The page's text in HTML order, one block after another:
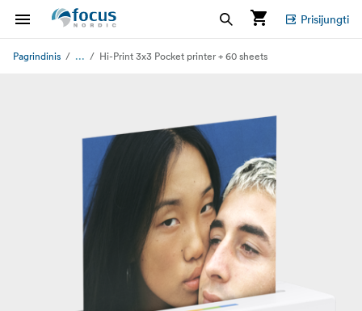
Prisijungti
Pagrindinis ... Hi-Print 3x3 Pocket printer + 60 sheets